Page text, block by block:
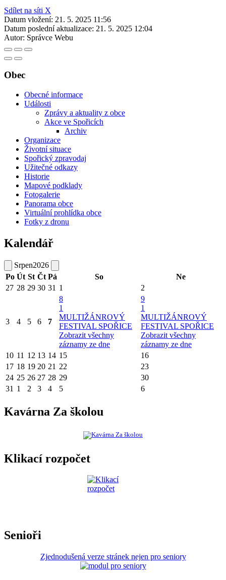
Sdílet na síti X
Datum vložení: 21. 5. 2025 11:56
Datum poslední aktualizace: 21. 5. 2025 12:04
Autor: Správce Webu
Obec
Obecné informace
Události
Zprávy a aktuality z obce
Akce ve Spořicích
Archiv
Organizace
Životní situace
Spořický zpravodaj
Užitečné odkazy
Historie
Mapové podklady
Fotogalerie
Panorama obce
Virtuální prohlídka obce
Fotky z dronu
Kalendář
Srpen2026
Po Út St Čt Pá So
Ne
27 28 29 30 31 1 2
3 4 5 6 7
8
1
MULTIŽÁNROVÝ
FESTIVAL SPOŘICE
Zobrazit všechny
záznamy ze dne
9
1
MULTIŽÁNROVÝ
FESTIVAL SPOŘICE
Zobrazit všechny
záznamy ze dne
10 11 12 13 14 15
16
17 18 19 20 21 22
23
24 25 26 27 28 29
30
31 1 2 3 4 5 6
Kavárna Za školou
Klikací rozpočet
Senioři
Zjednodušená verze stránek nejen pro seniory